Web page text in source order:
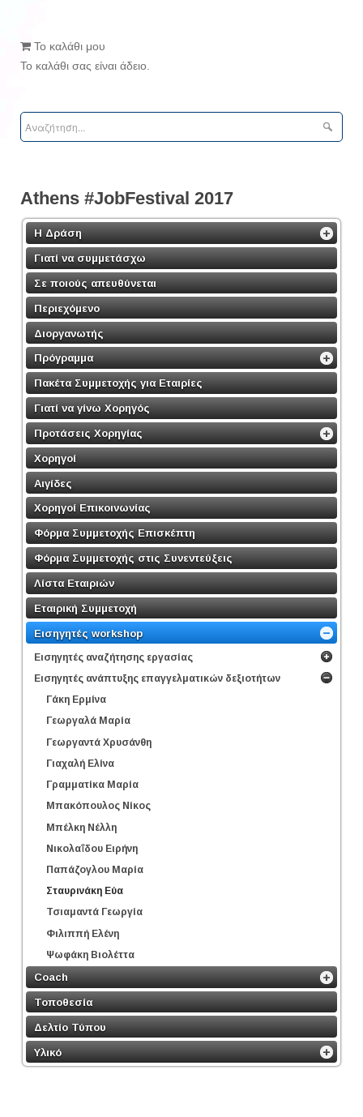
Το καλάθι μου
Το καλάθι σας είναι άδειο.
Athens #JobFestival 2017
Η Δράση
Γιατί να συμμετάσχω
Σε ποιούς απευθύνεται
Περιεχόμενο
Διοργανωτής
Πρόγραμμα
Πακέτα Συμμετοχής για Εταιρίες
Γιατί να γίνω Χορηγός
Προτάσεις Χορηγίας
Χορηγοί
Αιγίδες
Χορηγοί Επικοινωνίας
Φόρμα Συμμετοχής Επισκέπτη
Φόρμα Συμμετοχής στις Συνεντεύξεις
Λίστα Εταιριών
Εταιρική Συμμετοχή
Εισηγητές workshop
Εισηγητές αναζήτησης εργασίας
Εισηγητές ανάπτυξης επαγγελματικών δεξιοτήτων
Γάκη Ερμίνα
Γεωργαλά Μαρία
Γεωργαντά Χρυσάνθη
Γιαχαλή Ελίνα
Γραμματίκα Μαρία
Μπακόπουλος Νίκος
Μπέλκη Νέλλη
Νικολαΐδου Ειρήνη
Παπάζογλου Μαρία
Σταυρινάκη Εύα
Τσιαμαντά Γεωργία
Φιλιππή Ελένη
Ψωφάκη Βιολέττα
Coach
Τοποθεσία
Δελτίο Τύπου
Υλικό